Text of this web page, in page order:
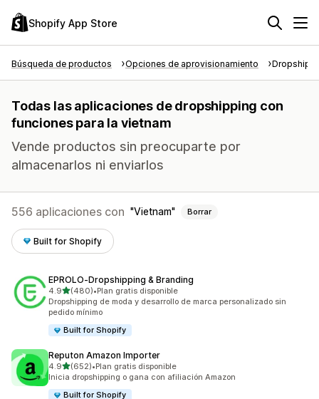
Shopify App Store
Búsqueda de productos Opciones de aprovisionamiento
Todas las aplicaciones de dropshipping con
funciones para la vietnam
Vende productos sin preocuparte por
almacenarlos ni enviarlos
556 aplicaciones con Vietnam Borrar
Built for Shopify
EPROLO‑Dropshipping & Branding
4.9de 5 estrellas
(480)
480 reseñas en total
•Plan gratis disponible
Dropshipping de moda y desarrollo de marca personalizado sin
pedido mínimo
Built for Shopify
Reputon Amazon Importer
4.9de 5 estrellas
(652)
652 reseñas en total
•Plan gratis disponible
Inicia dropshipping o gana con afiliación Amazon
Built for Shopify